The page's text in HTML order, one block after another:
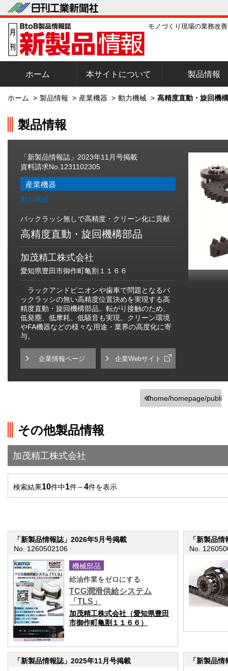
モノづくり現場の業務改
ホーム 本サイトについて 製品情報
ホーム > 製品情報 > 産業機器 > 動力機械 > 高精度直動・旋回機
製品情報
「新製品情報誌」2023年11月号掲載
資料請求No.1231102305
産業機器
動力機械
バックラッシ無しで高精度・クリーン化に貢献
高精度直動・旋回機構部品
加茂精工株式会社
愛知県豊田市御作町亀割１１６６
ラックアンドピニオンや歯車で問題となるバ
ックラッシの無い高精度位置決めを実現する高
精度直動・旋回機構部品。転がり接触のため、
低発塵、低摩耗、低騒音も実現。クリーン環境
やFA機器などの様々な用途・業界の高度化に寄
与。
企業情報ページ 企業Webサイト
/home/homepage/
その他製品情報
加茂精工株式会社
検索結果10件中1件～4件を表示
「新製品情報誌」2026年5月号掲載
No. 1260502106
機械部品
給油作業をゼロにする
TCG潤滑供給システム
「TLS」
加茂精工株式会社（愛知県豊田
市御作町亀割１１６６）
「新製品
No.
「新製品情報誌」2025年11月号掲載 「新製品